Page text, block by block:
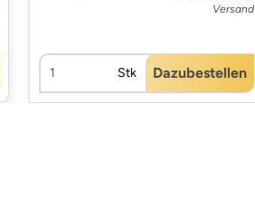
Versand
Stk Dazubestellen